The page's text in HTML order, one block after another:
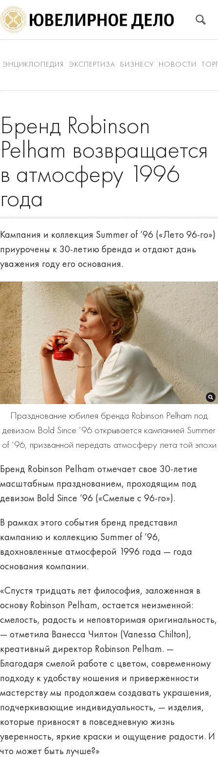
ЭНЦИКЛОПЕДИЯ ЭКСПЕРТИЗА БИЗНЕСУ НОВОСТИ
Бренд Robinson
Pelham возвращается
в атмосферу 1996
года
Кампания и коллекция Summer of ’96 («Лето 96-го»)
приурочены к 30-летию бренда и отдают дань
уважения году его основания.
Празднование юбилея бренда Robinson Pelham под
девизом Bold Since ’96 открывается кампанией Summer
of ‘96, призванной передать атмосферу лета той эпохи
Бренд Robinson Pelham отмечает свое 30-летие
масштабным празднованием, проходящим под
девизом Bold Since ’96 («Смелые с 96-го»).
В рамках этого события бренд представил
кампанию и коллекцию Summer of ’96,
вдохновленные атмосферой 1996 года — года
основания компании.
«Спустя тридцать лет философия, заложенная в
основу Robinson Pelham, остается неизменной:
смелость, радость и неповторимая оригинальность,
— отметила Ванесса Чилтон (Vanessa Chilton),
креативный директор Robinson Pelham. —
Благодаря смелой работе с цветом, современному
подходу к удобству ношения и приверженности
мастерству мы продолжаем создавать украшения,
подчеркивающие индивидуальность, — изделия,
которые привносят в повседневную жизнь
уверенность, яркие краски и ощущение радости. И
что может быть лучше?»